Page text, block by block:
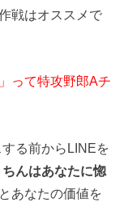
戦はオススメで
って特攻野郎Aチ
る前からLINEを
ちんはあなたに惚
とあなたの価値を